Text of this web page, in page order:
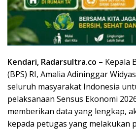
Kendari, Radarsultra.co – Kepala
(BPS) RI, Amalia Adininggar
seluruh masyarakat Indonesia
pelaksanaan Sensus Ekonomi
memberikan data yang lengkap,
kepada petugas yang melakukan